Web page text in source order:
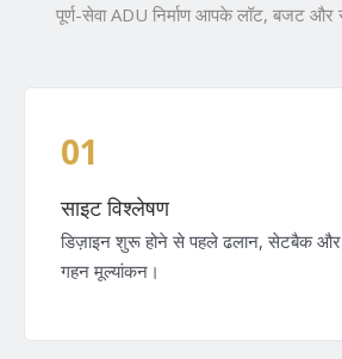
पूर्ण-सेवा ADU निर्माण आपके लॉट, बजट
01
साइट विश्लेषण
डिज़ाइन शुरू होने से पहले ढलान, सेटबैक और
गहन मूल्यांकन।